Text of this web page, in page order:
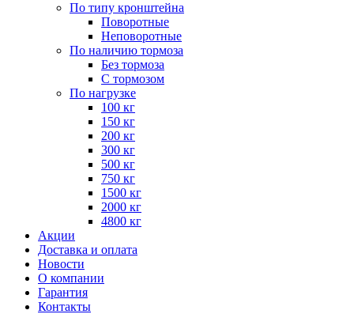
По типу кронштейна
Поворотные
Неповоротные
По наличию тормоза
Без тормоза
С тормозом
По нагрузке
100 кг
150 кг
200 кг
300 кг
500 кг
750 кг
1500 кг
2000 кг
4800 кг
Акции
Доставка и оплата
Новости
О компании
Гарантия
Контакты